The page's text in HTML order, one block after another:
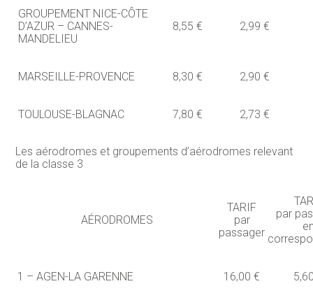
GROUPEMENT NICE-CÔTE
D’AZUR – CANNES-
MANDELIEU
8,55 € 2,99 €
MARSEILLE-PROVENCE 8,30 € 2,90 €
TOULOUSE-BLAGNAC 7,80 € 2,73 €
Les aérodromes et groupements d’aérodromes relevant
de la classe 3
AÉRODROMES
TARIF
par
passager
par
1 – AGEN-LA GARENNE 16,00 €